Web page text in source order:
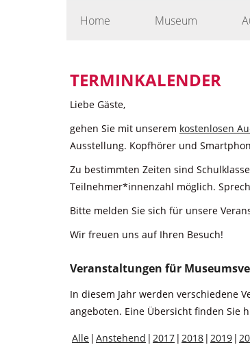
Home Museum
TERMINKALENDER
Liebe Gäste,
gehen Sie mit unserem kostenlosen
Ausstellung. Kopfhörer und
Zu bestimmten Zeiten sind
Teilnehmer*innenzahl möglich.
Bitte melden Sie sich für unsere
Wir freuen uns auf Ihren Besuch!
Veranstaltungen für
In diesem Jahr werden verschiedene
angeboten. Eine Übersicht finden Sie
Alle Anstehend 2017 2018 2019